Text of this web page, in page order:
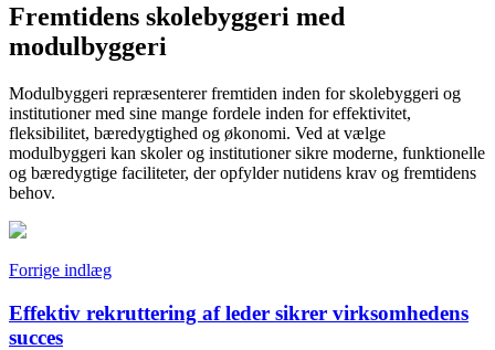
Fremtidens skolebyggeri med
modulbyggeri
Modulbyggeri repræsenterer fremtiden inden for skolebyggeri og
institutioner med sine mange fordele inden for effektivitet,
fleksibilitet, bæredygtighed og økonomi. Ved at vælge
modulbyggeri kan skoler og institutioner sikre moderne, funktionelle
og bæredygtige faciliteter, der opfylder nutidens krav og fremtidens
behov.
Indlægsnavigation
Forrige indlæg
Effektiv rekruttering af leder sikrer virksomhedens
succes